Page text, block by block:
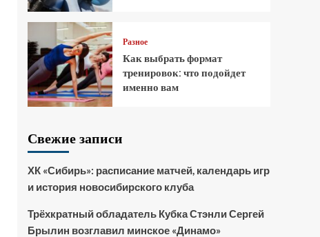
Разное
Как выбрать формат
тренировок: что подойдет
именно вам
Свежие записи
ХК «Сибирь»: расписание матчей, календарь игр
и история новосибирского клуба
Трёхкратный обладатель Кубка Стэнли Сергей
Брылин возглавил минское «Динамо»